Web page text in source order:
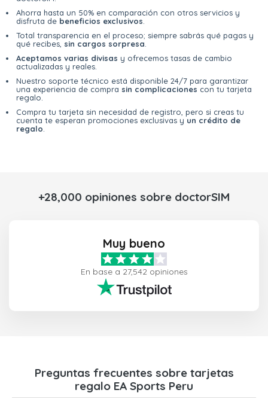
Ahorra hasta un 50% en comparación con otros servicios y
disfruta de beneficios exclusivos
Total transparencia en el proceso; siempre sabrás qué pagas y
qué recibes, sin cargos sorpresa
Aceptamos varias divisas y ofrecemos tasas de cambio
actualizadas y reales.
Nuestro soporte técnico está disponible 24/7 para garantizar
una experiencia de compra sin complicaciones con tu tarjeta
regalo.
Compra tu tarjeta sin necesidad de registro, pero si creas tu
cuenta te esperan promociones exclusivas y un crédito de
regalo
+28,000 opiniones sobre doctorSIM
Muy bueno
En base a 27,542 opiniones
Preguntas frecuentes sobre tarjetas
regalo EA Sports Peru